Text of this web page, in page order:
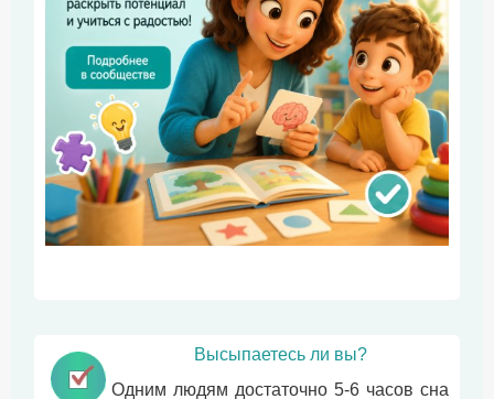
Высыпаетесь ли вы?
Одним людям достаточно 5-6 часов сна